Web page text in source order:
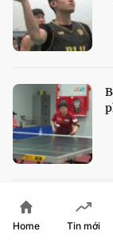
Home Tin mới